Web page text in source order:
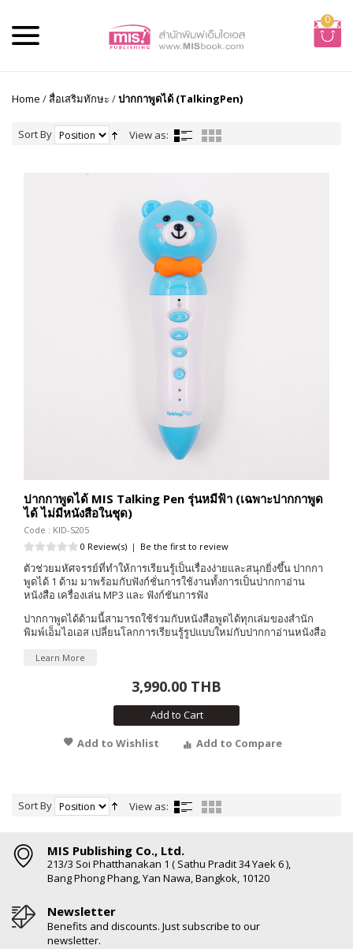
0
Home /สื่อเสริมทักษะ /ปากกาพูดได้ (TalkingPen)
Sort By View as:
ปากกาพูดได้ MIS Talking Pen รุ่นหมีฟ้า (เฉพาะปากกาพูด
ได้ ไม่มีหนังสือในชุด)
Code : KID-S205
0 Review(s) | Be the first to review
ตัวช่วยมหัศจรรย์ที่ทำให้การเรียนรู้เป็นเรื่องง่ายและสนุกยิ่งขึ้น ปากกา
พูดได้ 1 ด้าม มาพร้อมกับฟังก์ชั่นการใช้งานทั้งการเป็นปากกาอ่าน
หนังสือ เครื่องเล่น MP3 และ ฟังก์ชันการฟัง
ปากกาพูดได้ด้ามนี้สามารถใช้ร่วมกับหนังสือพูดได้ทุกเล่มของสำนัก
พิมพ์เอ็มไอเอส เปลี่ยนโลกการเรียนรู้รูปแบบใหม่กับปากกาอ่านหนังสือ
Learn More
3,990.00 THB
Add to Cart
Add to Wishlist
Add to Compare
Sort By View as:
MIS Publishing Co., Ltd.
213/3 Soi Phatthanakan 1 ( Sathu Pradit 34 Yaek 6 ),
Bang Phong Phang, Yan Nawa, Bangkok, 10120
Newsletter
Benefits and discounts. Just subscribe to our
newsletter.